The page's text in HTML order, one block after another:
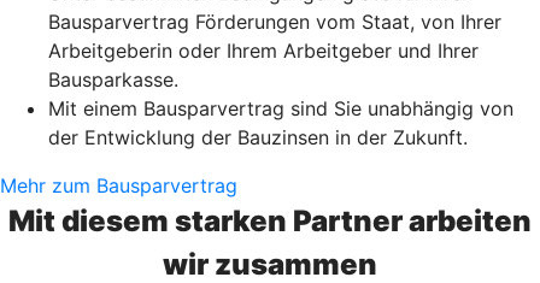
Bausparvertrag Förderungen vom Staat, von Ihrer
Arbeitgeberin oder Ihrem Arbeitgeber und Ihrer
Bausparkasse.
Mit einem Bausparvertrag sind Sie unabhängig von
der Entwicklung der Bauzinsen in der Zukunft.
Mehr zum Bausparvertrag
Mit diesem starken Partner arbeiten
wir zusammen